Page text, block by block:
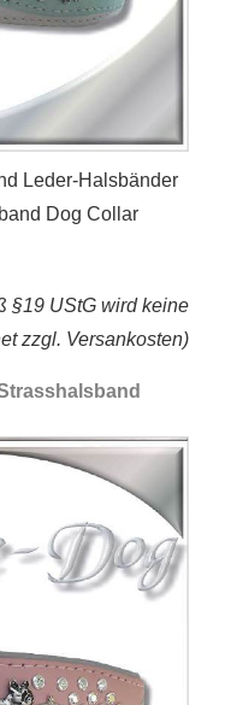
Leder-Halsbänder
Dog Collar
§19 UStG wird keine
zzgl. Versankosten)